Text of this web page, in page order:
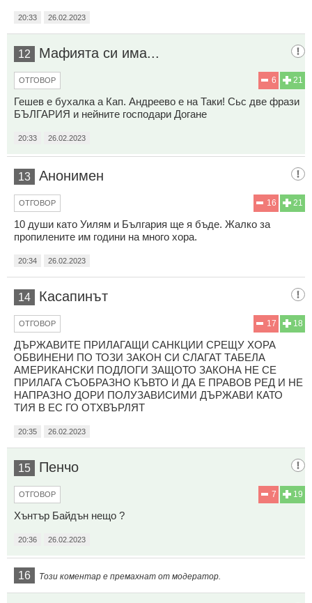
20:33 26.02.2023
12 Мафията си има...
21
6
ОТГОВОР
Гешев е бухалка а Кап. Андреево е на Таки! Сьс две фрази
БЪЛГАРИЯ и нейните господари Догане
20:33 26.02.2023
13 Анонимен
21
16
ОТГОВОР
10 души като Уилям и България ще я бъде. Жалко за
пропилените им години на много хора.
20:34 26.02.2023
14 Касапинът
18
17
ОТГОВОР
ДЪРЖАВИТЕ ПРИЛАГАЩИ САНКЦИИ СРЕЩУ ХОРА
ОБВИНЕНИ ПО ТОЗИ ЗАКОН СИ СЛАГАТ ТАБЕЛА
АМЕРИКАНСКИ ПОДЛОГИ ЗАЩОТО ЗАКОНА НЕ СЕ
ПРИЛАГА СЪОБРАЗНО КЪВТО И ДА Е ПРАВОВ РЕД И НЕ
НАПРАЗНО ДОРИ ПОЛУЗАВИСИМИ ДЪРЖАВИ КАТО
ТИЯ В ЕС ГО ОТХВЪРЛЯТ
20:35 26.02.2023
15 Пенчо
19
7
ОТГОВОР
Хънтър Байдън нещо ?
20:36 26.02.2023
16 Този коментар е премахнат от модератор.